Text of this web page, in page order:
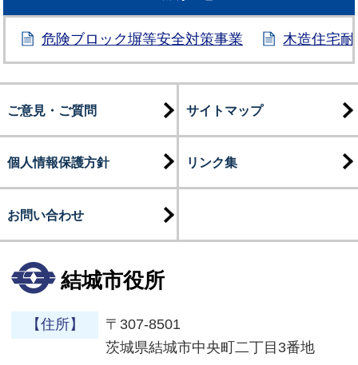
危険ブロック塀等安全対策事業 木造住宅
ご意見・ご質問 サイトマップ
個人情報保護方針 リンク集
お問い合わせ
結城市役所
【住所】
〒307-8501
茨城県結城市中央町二丁目3番地